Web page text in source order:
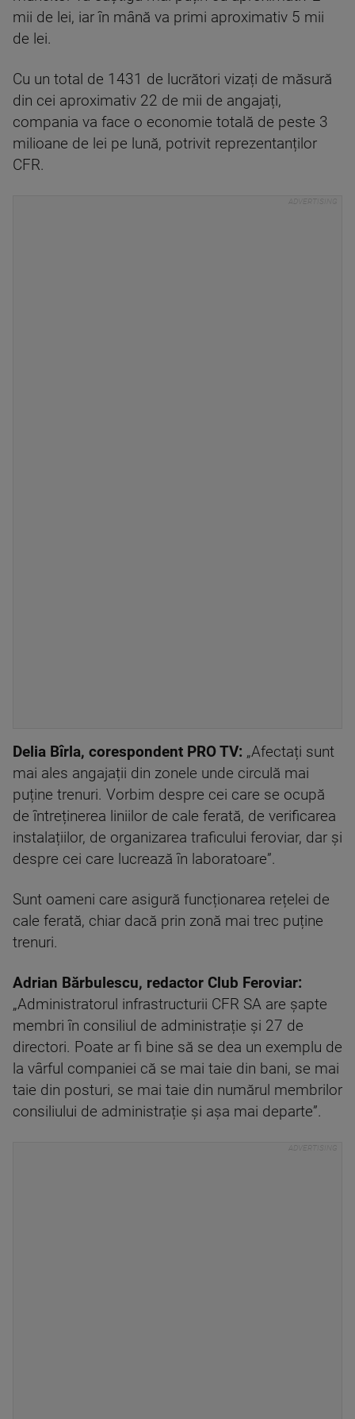
mii de lei, iar în mână va primi aproximativ 5 mii
de lei.
Cu un total de 1431 de lucrători vizați de măsură
din cei aproximativ 22 de mii de angajați,
compania va face o economie totală de peste 3
milioane de lei pe lună, potrivit reprezentanților
CFR.
Delia Bîrla, corespondent PRO TV: „Afectați sunt
mai ales angajații din zonele unde circulă mai
puține trenuri. Vorbim despre cei care se ocupă
de întreținerea liniilor de cale ferată, de verificarea
instalațiilor, de organizarea traficului feroviar, dar și
despre cei care lucrează în laboratoare”.
Sunt oameni care asigură funcționarea rețelei de
cale ferată, chiar dacă prin zonă mai trec puține
trenuri.
Adrian Bărbulescu, redactor Club Feroviar:
„Administratorul infrastructurii CFR SA are șapte
membri în consiliul de administrație și 27 de
directori. Poate ar fi bine să se dea un exemplu de
la vârful companiei că se mai taie din bani, se mai
taie din posturi, se mai taie din numărul membrilor
consiliului de administrație și așa mai departe”.